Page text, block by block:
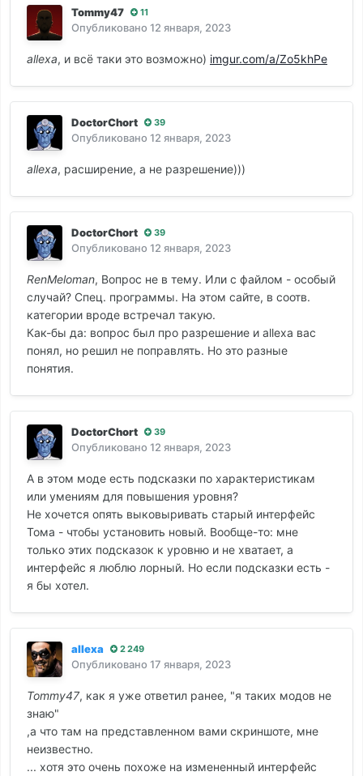
Tommy47 11
Опубликовано 12 января, 2023
allexa, и всё таки это возможно) imgur.com/a/Zo5khPe
DoctorChort 39
Опубликовано 12 января, 2023
allexa, расширение, а не разрешение)))
DoctorChort 39
Опубликовано 12 января, 2023
RenMeloman, Вопрос не в тему. Или с файлом - особый
случай? Спец. программы. На этом сайте, в соотв.
категории вроде встречал такую.
Как-бы да: вопрос был про разрешение и allexa вас
понял, но решил не поправлять. Но это разные
понятия.
DoctorChort 39
Опубликовано 12 января, 2023
А в этом моде есть подсказки по характеристикам
или умениям для повышения уровня?
Не хочется опять выковыривать старый интерфейс
Тома - чтобы установить новый. Вообще-то: мне
только этих подсказок к уровню и не хватает, а
интерфейс я люблю лорный. Но если подсказки есть -
я бы хотел.
allexa 2 249
Опубликовано 17 января, 2023
Tommy47, как я уже ответил ранее, "я таких модов не
знаю"
,а что там на представленном вами скриншоте, мне
неизвестно.
... хотя это очень похоже на измененный интерфейс